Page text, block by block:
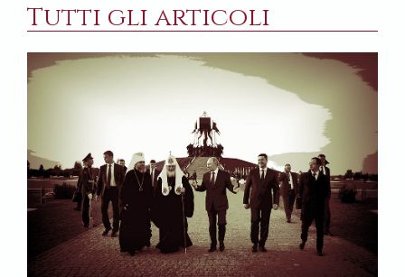
Tutti gli articoli